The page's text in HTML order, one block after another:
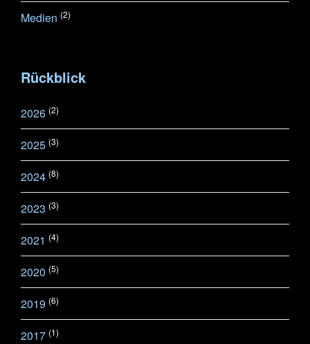
Medien (2)
Rückblick
2026 (2)
2025 (3)
2024 (8)
2023 (3)
2021 (4)
2020 (5)
2019 (6)
2017 (1)